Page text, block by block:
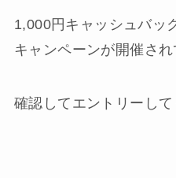
1,000円キャッシュバッ
キャンペーンが開催され
確認してエントリーして